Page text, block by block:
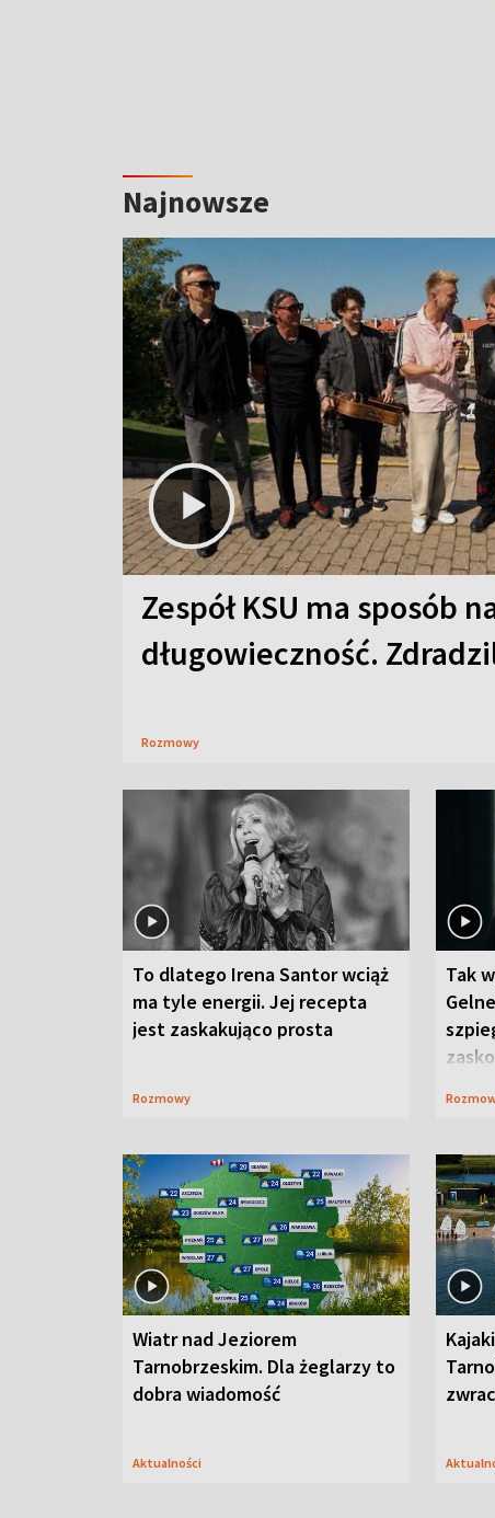
Najnowsze
Zespół KSU ma sposób
długowieczność.
Rozmowy
To dlatego Irena Santor wciąż
ma tyle energii. Jej recepta
jest zaskakująco prosta
Rozmowy
Tak
Wiatr nad Jeziorem
Tarnobrzeskim. Dla żeglarzy to
dobra wiadomość
Aktualności